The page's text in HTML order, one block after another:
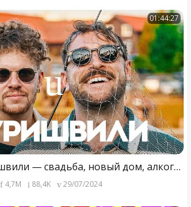
01:44:27
Андрей Бебуришвили — свадьба, новый дом, алкоголизм, почему хотел уйти из Comedy Club
4,7M 88,4K 29/07/2024